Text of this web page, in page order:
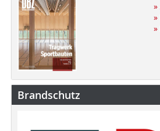
Brandschutz